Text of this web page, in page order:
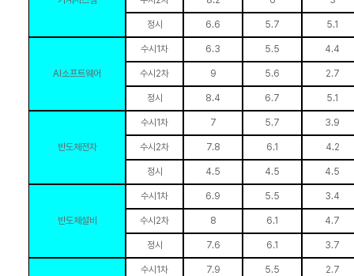
정시 6.6 5.7 5.1
AI소프트웨어
수시1차 6.3 5.5 4.4
수시2차 9 5.6 2.7
정시 8.4 6.7 5.1
반도체전자
수시1차 7 5.7 3.9
수시2차 7.8 6.1 4.2
정시 4.5 4.5 4.5
반도체설비
수시1차 6.9 5.5 3.4
수시2차 8 6.1 4.7
정시 7.6 6.1 3.7
수시1차 7.9 5.5 2.7